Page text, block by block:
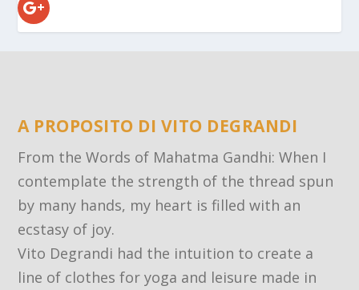
A PROPOSITO DI VITO DEGRANDI
From the Words of Mahatma Gandhi: When I
contemplate the strength of the thread spun
by many hands, my heart is filled with an
ecstasy of joy.
Vito Degrandi had the intuition to create a
line of clothes for yoga and leisure made in